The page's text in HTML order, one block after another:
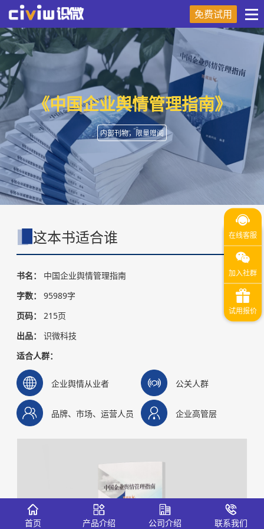
免费试用
《中国企业舆情管理指南》
内部刊物，限量赠阅
这本书适合谁
书名：
中国企业舆情管理指南
字数：
95989字
页码：
215页
出品：
识微科技
适合人群：
企业舆情从业者
品牌、市场、运营人员
公关人群
企业高管层
首页 产品介绍 公司介绍 联系我们